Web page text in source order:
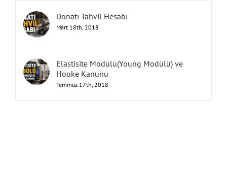
Donatı Tahvil Hesabı
Mart 18th, 2018
Elastisite Modülü(Young Modülü) ve
Hooke Kanunu
Temmuz 17th, 2018